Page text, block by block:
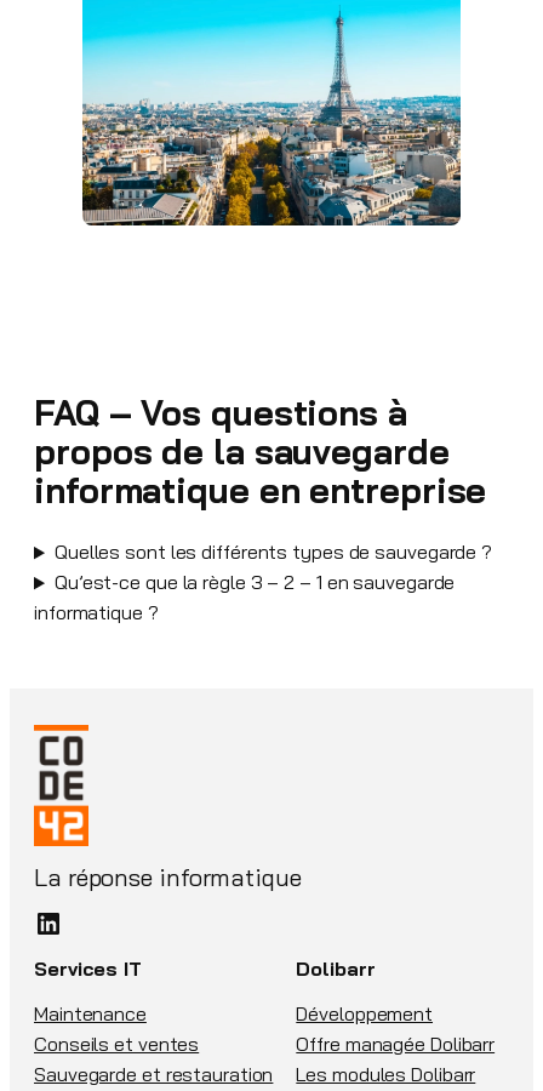
FAQ – Vos questions à
propos de la sauvegarde
informatique en entreprise
Quelles sont les différents types de sauvegarde ?
Qu’est-ce que la règle 3 – 2 – 1 en sauvegarde
informatique ?
La réponse informatique
LinkedIn
Services IT
Maintenance
Conseils et ventes
Sauvegarde et restauration
Dolibarr
Développement
Offre managée Dolibarr
Les modules Dolibarr